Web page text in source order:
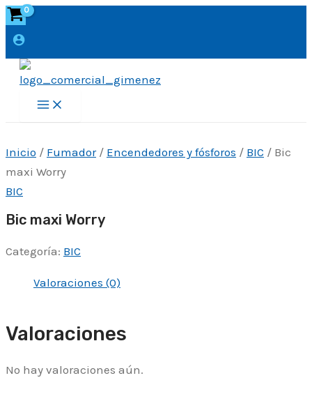
Ir
al
Main
Menu
Inicio / Fumador/ Encendedores y fósforos / BIC / Bic
maxi Worry
BIC
Bic maxi Worry
Categoría: BIC
Valoraciones (0)
Valoraciones
No hay valoraciones aún.